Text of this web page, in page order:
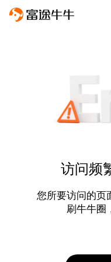
访问频
您所要访问的页
刷牛牛圈